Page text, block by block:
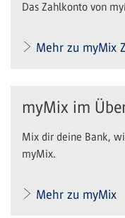
Das Zahlkonto von
Mehr zu myMix
myMix im
Mix dir deine Bank,
myMix.
Mehr zu myMix